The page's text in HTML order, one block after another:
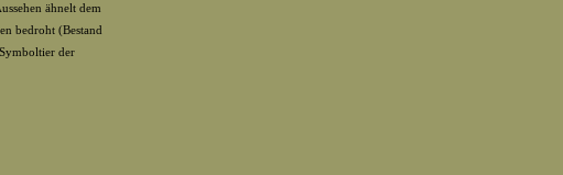
ähnelt dem
bedroht (Bestand
der